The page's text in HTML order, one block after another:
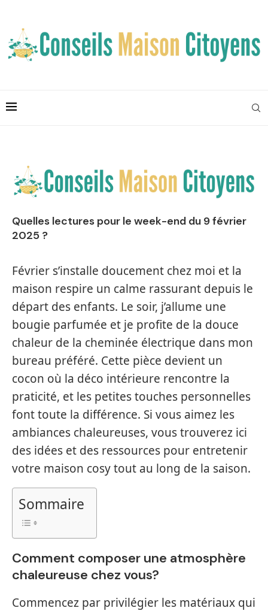
Quelles lectures pour le week-end du 9 février
2025 ?
Février s’installe doucement chez moi et la
maison respire un calme rassurant depuis le
départ des enfants. Le soir, j’allume une
bougie parfumée et je profite de la douce
chaleur de la cheminée électrique dans mon
bureau préféré. Cette pièce devient un
cocon où la déco intérieure rencontre la
praticité, et les petites touches personnelles
font toute la différence. Si vous aimez les
ambiances chaleureuses, vous trouverez ici
des idées et des ressources pour entretenir
votre maison cosy tout au long de la saison.
Sommaire
Comment composer une atmosphère
chaleureuse chez vous?
Commencez par privilégier les matériaux qui